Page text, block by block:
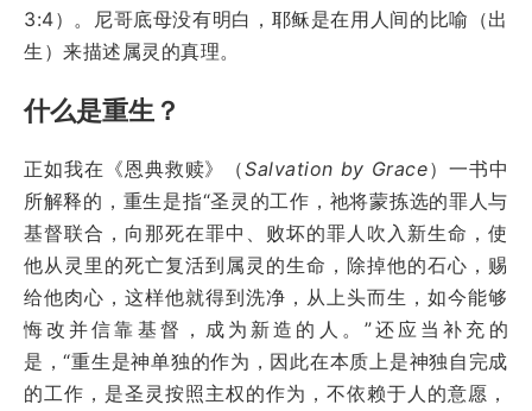
3:4）。尼哥底母没有明白，耶稣是在用人间的比喻（出
生）来描述属灵的真理。
什么是重生？
正如我在《恩典救赎》（Salvation by Grace）一书中
所解释的，重生是指“圣灵的工作，祂将蒙拣选的罪人与
基督联合，向那死在罪中、败坏的罪人吹入新生命，使
他从灵里的死亡复活到属灵的生命，除掉他的石心，赐
给他肉心，这样他就得到洗净，从上头而生，如今能够
悔改并信靠基督，成为新造的人。”还应当补充的
是，“重生是神单独的作为，因此在本质上是神独自完成
的工作，是圣灵按照主权的作为，不依赖于人的意愿，